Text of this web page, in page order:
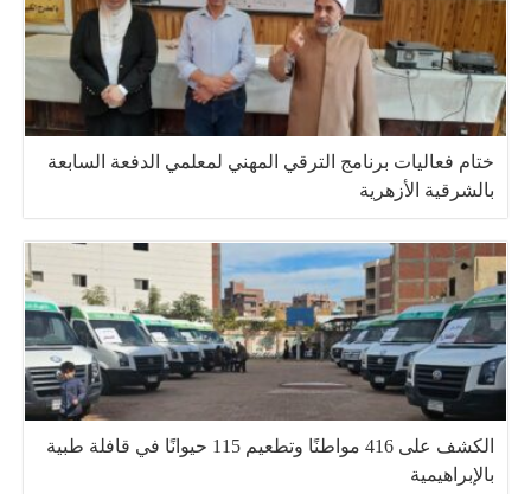
ختام فعاليات برنامج الترقي المهني لمعلمي الدفعة السابعة
بالشرقية الأزهرية
الكشف على 416 مواطنًا وتطعيم 115 حيوانًا في قافلة طبية
بالإبراهيمية